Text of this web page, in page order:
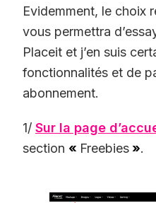
Evidemment, le choix
vous permettra
Placeit et j’en suis
fonctionnalités et de
abonnement.
1/ Sur la page
section « Freebies ».